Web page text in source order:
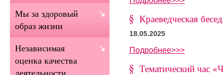
Краеведческая
18.05.2025
Подробнее>>>
Тематический час
Мы за здоровый
образ жизни
Независимая
оценка качества
деятельности